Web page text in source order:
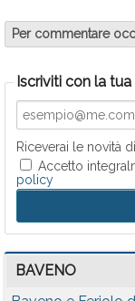
Per commentare
Iscriviti con la
Riceverai le novità di
Accetto
policy
BAVENO